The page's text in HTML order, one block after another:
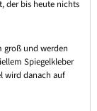
der bis heute nichts
groß und werden
Spiegelkleber
wird danach auf